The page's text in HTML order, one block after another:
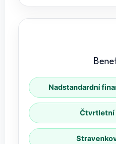
Nadstandardní
Čtvrtletní